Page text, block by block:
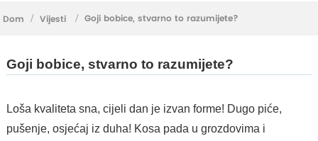
Dom Vijesti Goji bobice, stvarno to razumijete?
Goji bobice, stvarno to razumijete?
Loša kvaliteta sna, cijeli dan je izvan forme! Dugo piće,
pušenje, osjećaj iz duha! Kosa pada u grozdovima i